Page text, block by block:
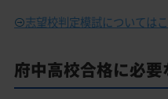
志望校判定模試については
府中高校合格に必